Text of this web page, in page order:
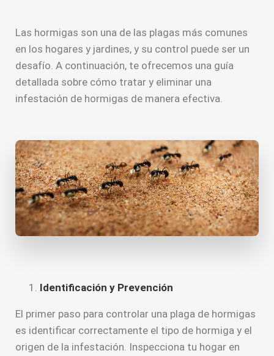
Las hormigas son una de las plagas más comunes
en los hogares y jardines, y su control puede ser un
desafío. A continuación, te ofrecemos una guía
detallada sobre cómo tratar y eliminar una
infestación de hormigas de manera efectiva.
Identificación y Prevención
El primer paso para controlar una plaga de hormigas
es identificar correctamente el tipo de hormiga y el
origen de la infestación. Inspecciona tu hogar en